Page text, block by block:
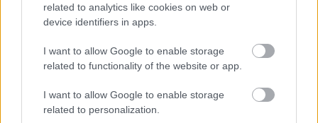
related to analytics like cookies on web or
device identifiers in apps.
I want to allow Google to enable storage
related to functionality of the website or app.
I want to allow Google to enable storage
related to personalization.
Látványos építési szakasz indult be a
Flórián téri felüljárón
Paks II.: Mit jelent az 5. blokk új
mérföldköve a felülvizsgálat
árnyékában?